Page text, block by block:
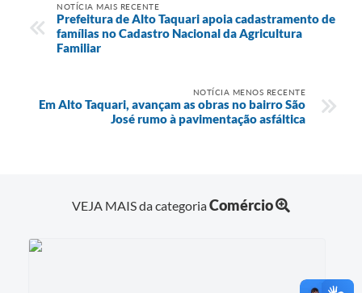
NOTÍCIA MAIS RECENTE
Prefeitura de Alto Taquari apoia cadastramento de
famílias no Cadastro Nacional da Agricultura
Familiar
NOTÍCIA MENOS RECENTE
Em Alto Taquari, avançam as obras no bairro São
José rumo à pavimentação asfáltica
VEJA MAIS da categoriaComércio